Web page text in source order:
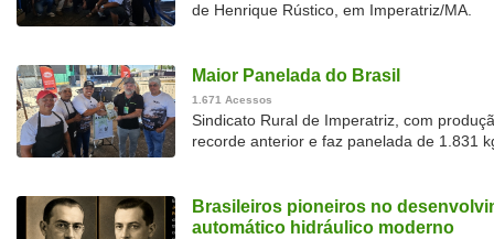
de Henrique Rústico, em Imperatriz/MA.
Maior Panelada do Brasil
1.671 Acessos
Sindicato Rural de Imperatriz, com
recorde anterior e faz panelada de 1.831
Brasileiros pioneiros no
automático hidráulico moderno